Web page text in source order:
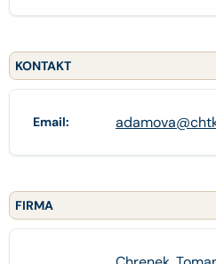
KONTAKT
Email:
FIRMA